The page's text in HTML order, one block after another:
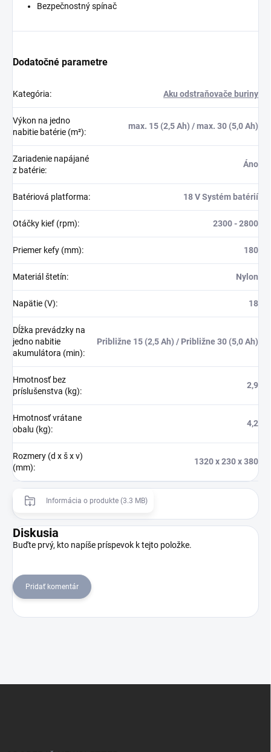
Bezpečnostný spínač
Dodatočné parametre
Kategória: Aku odstraňovače buriny
Výkon na jedno
nabitie batérie (m²):
max. 15 (2,5 Ah) / max. 30 (5,0 Ah)
Zariadenie napájané
z batérie:
Áno
Batériová platforma: 18 V Systém batérií
Otáčky kief (rpm): 2300 - 2800
Priemer kefy (mm): 180
Materiál štetín: Nylon
Napätie (V): 18
Dĺžka prevádzky na
jedno nabitie
akumulátora (min):
Približne 15 (2,5 Ah) / Približne 30 (5,0 Ah)
Hmotnosť bez
príslušenstva (kg):
2,9
Hmotnosť vrátane
obalu (kg):
4,2
Rozmery (d x š x v)
(mm):
1320 x 230 x 380
Informácia o produkte (3.3 MB)
Diskusia
Buďte prvý, kto napíše príspevok k tejto položke.
Pridať komentár